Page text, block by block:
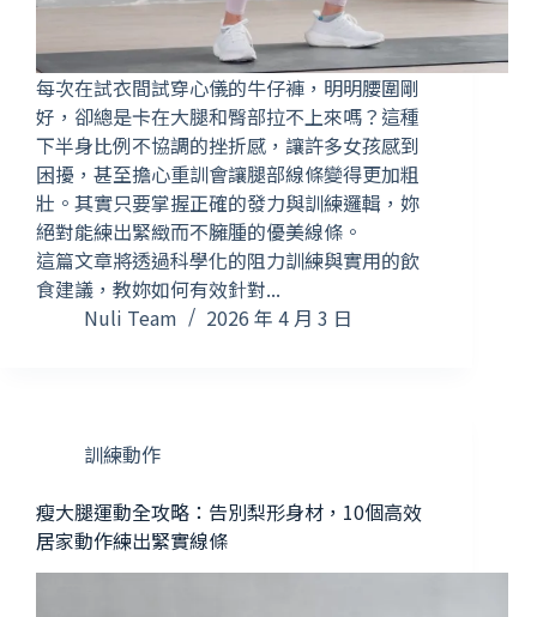
每次在試衣間試穿心儀的牛仔褲，明明腰圍剛
好，卻總是卡在大腿和臀部拉不上來嗎？這種
下半身比例不協調的挫折感，讓許多女孩感到
困擾，甚至擔心重訓會讓腿部線條變得更加粗
壯。其實只要掌握正確的發力與訓練邏輯，妳
絕對能練出緊緻而不臃腫的優美線條。
這篇文章將透過科學化的阻力訓練與實用的飲
食建議，教妳如何有效針對...
Nuli Team
2026 年 4 月 3 日
訓練動作
瘦大腿運動全攻略：告別梨形身材，10個高效
居家動作練出緊實線條